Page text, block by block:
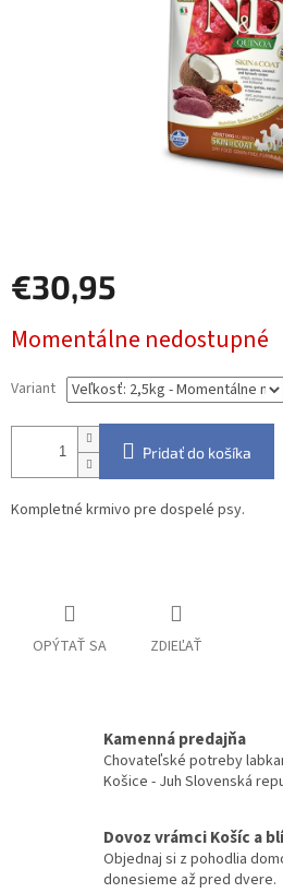
€30,95
cena:
Momentálne nedostupné
Variant
Pridať do košíka
Kompletné krmivo pre dospelé psy.
OPÝTAŤ SA ZDIEĽAŤ
Kamenná predajňa
Chovateľské potreby
Košice - Juh Slovenská
Dovoz vrámci Košíc a
Objednaj si z pohodlia
donesieme až pred dvere.